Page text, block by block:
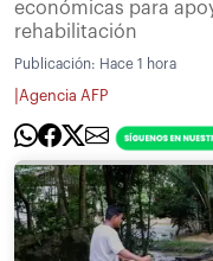
económicas para
rehabilitación
Publicación: Hace 1 hora
Agencia AFP